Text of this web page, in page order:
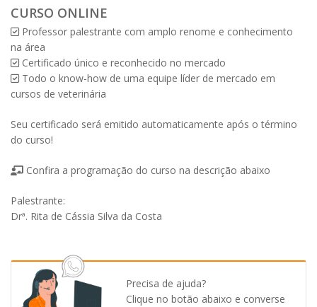
R$497,00.
Digestiva
-
Curso
Online
quantidade
CURSO ONLINE
Professor palestrante com amplo renome e conhecimento
na área
Certificado único e reconhecido no mercado
Todo o know-how de uma equipe líder de mercado em
cursos de veterinária
Seu certificado será emitido automaticamente após o término
do curso!
Confira a programação do curso na descrição abaixo
Palestrante:
Drª. Rita de Cássia Silva da Costa
Precisa de ajuda?
Clique no botão abaixo e converse